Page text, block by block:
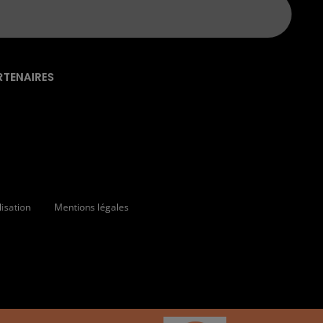
Mentions légales